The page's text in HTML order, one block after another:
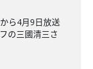
ら4月9日放送
の三國清三さ